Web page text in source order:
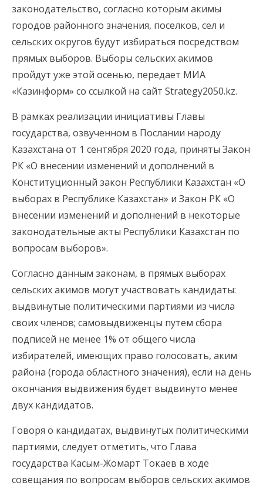
законодательство, согласно которым акимы
городов районного значения, поселков, сел и
сельских округов будут избираться посредством
прямых выборов. Выборы сельских акимов
пройдут уже этой осенью, передает МИА
«Казинформ» со ссылкой на сайт Strategy2050.kz.
В рамках реализации инициативы Главы
государства, озвученном в Послании народу
Казахстана от 1 сентября 2020 года, приняты Закон
РК «О внесении изменений и дополнений в
Конституционный закон Республики Казахстан «О
выборах в Республике Казахстан» и Закон РК «О
внесении изменений и дополнений в некоторые
законодательные акты Республики Казахстан по
вопросам выборов».
Согласно данным законам, в прямых выборах
сельских акимов могут участвовать кандидаты:
выдвинутые политическими партиями из числа
своих членов; самовыдвиженцы путем сбора
подписей не менее 1% от общего числа
избирателей, имеющих право голосовать, аким
района (города областного значения), если на день
окончания выдвижения будет выдвинуто менее
двух кандидатов.
Говоря о кандидатах, выдвинутых политическими
партиями, следует отметить, что Глава
государства Касым-Жомарт Токаев в ходе
совещания по вопросам выборов сельских акимов